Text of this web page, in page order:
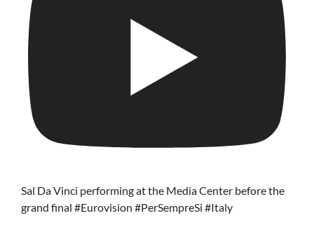
Sal Da Vinci performing at the Media Center before the
grand final #Eurovision #PerSempreSi #Italy